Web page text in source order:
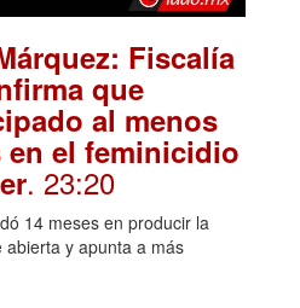
Fiscalía
que
al menos
en el feminicidio
. 23:20
14 meses en producir la
y apunta a más